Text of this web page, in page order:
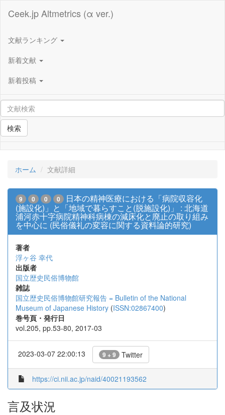
Ceek.jp Altmetrics (α ver.)
文献ランキング
新着文献
新着投稿
検索
ホーム 文献詳細
9 0 0 0
日本の精神医療における「病院収容化
(施設化)」と「地域で暮らすこと(脱施設化)」 : 北海道
浦河赤十字病院精神科病棟の減床化と廃止の取り組み
を中心に (民俗儀礼の変容に関する資料論的研究)
著者
浮ヶ谷 幸代
出版者
国立歴史民俗博物館
雑誌
国立歴史民俗博物館研究報告 = Bulletin of the National
Museum of Japanese History (ISSN:02867400)
巻号頁・発行日
vol.205, pp.53-80, 2017-03
2023-03-07 22:00:13 9 + 9 Twitter
https://ci.nii.ac.jp/naid/40021193562
言及状況